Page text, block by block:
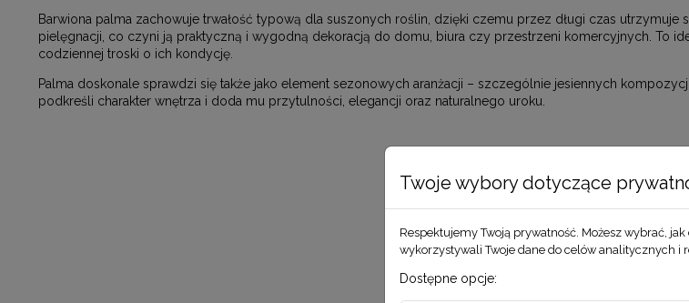
Barwiona palma zachowuje trwałość typową dla suszonych roślin, dzięki czemu przez długi czas utrzymuje
pielęgnacji, co czyni ją praktyczną i wygodną dekoracją do domu, biura czy przestrzeni komercyjnych. To
codziennej troski o ich kondycję.
Palma doskonale sprawdzi się także jako element sezonowych aranżacji – szczególnie jesiennych
podkreśli charakter wnętrza i doda mu przytulności, elegancji oraz naturalnego uroku.
Zobacz
Twoje wybory dotyczące
Respektujemy Twoją prywatność. Możesz wybrać,
wykorzystywali Twoje dane do celów analitycznych i
Dostępne opcje: